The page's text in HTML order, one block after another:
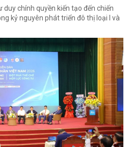
chính quyền kiến tạo đến chiến
kỷ nguyên phát triển đô thị loại I và